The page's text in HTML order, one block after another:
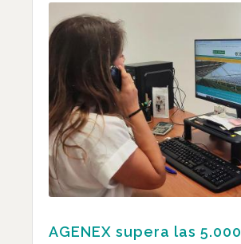
AGENEX supera las 5.000